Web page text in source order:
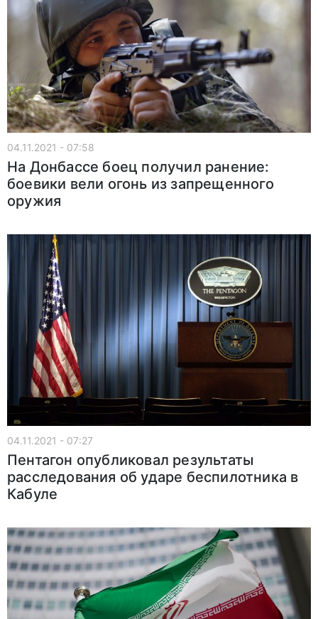
04.11.2021 - 07:58
На Донбассе боец получил ранение:
боевики вели огонь из запрещенного
оружия
04.11.2021 - 07:27
Пентагон опубликовал результаты
расследования об ударе беспилотника в
Кабуле